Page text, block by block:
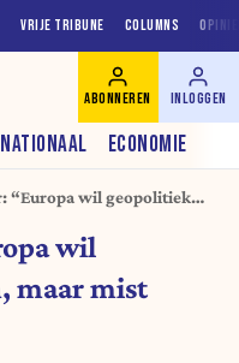
VRIJE TRIBUNE COLUMNS
ECONOMIE
ABONNEREN INLOGGEN
“Europa wil geopolitiek
wil
maar mist